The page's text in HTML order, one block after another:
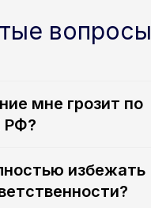
вопросы
мне грозит по
РФ?
избежать